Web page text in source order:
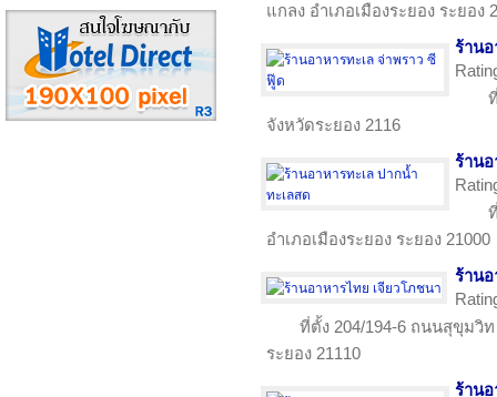
แกลง อำเภอเมืองระยอง ระยอง
ร้านอ
จังหวัดระยอง 2116
ร้านอ
อำเภอเมืองระยอง ระยอง 21000
ร้านอ
ที่ตั้ง 204/194-6 ถนนสุขุมวิ
ระยอง 21110
ร้าน